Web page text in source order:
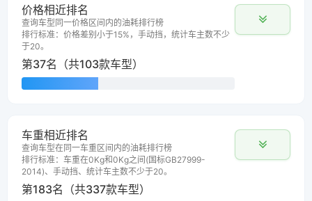
价格相近排名
查询车型同一价格区间内的油耗排行榜
排行标准：价格差别小于15%，手动挡，统计车主数不少
于20。
第37名（共103款车型）
车重相近排名
查询车型在同一车重区间内的油耗排行榜
排行标准：车重在0Kg和0Kg之间(国标GB27999-
2014)、手动挡、统计车主数不少于20。
第183名（共337款车型）